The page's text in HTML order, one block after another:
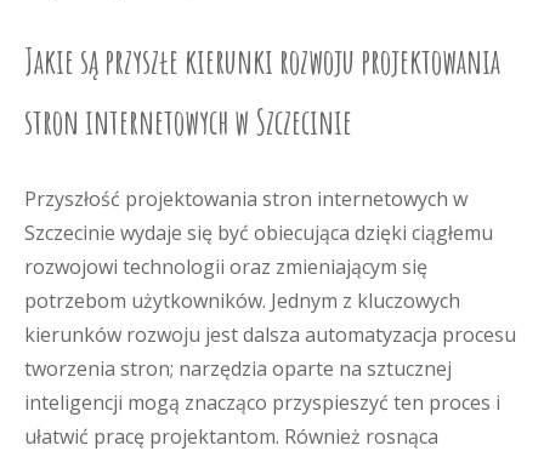
Jakie są przyszłe kierunki rozwoju projektowania
stron internetowych w Szczecinie
Przyszłość projektowania stron internetowych w
Szczecinie wydaje się być obiecująca dzięki ciągłemu
rozwojowi technologii oraz zmieniającym się
potrzebom użytkowników. Jednym z kluczowych
kierunków rozwoju jest dalsza automatyzacja procesu
tworzenia stron; narzędzia oparte na sztucznej
inteligencji mogą znacząco przyspieszyć ten proces i
ułatwić pracę projektantom. Również rosnąca